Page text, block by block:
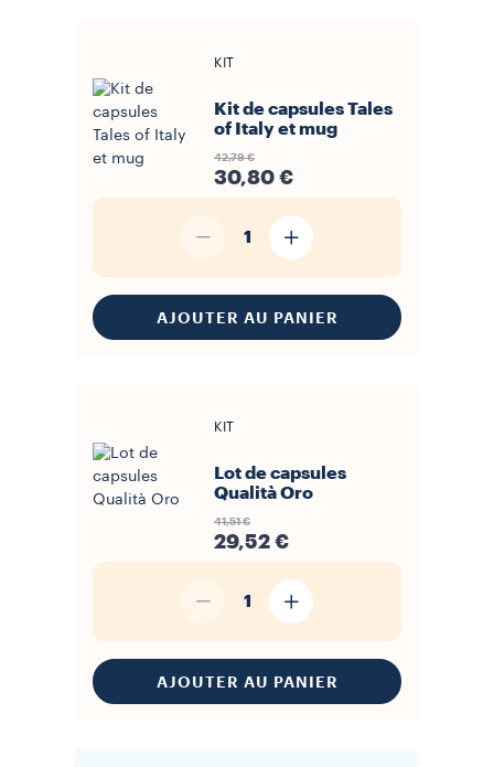
KIT
Kit de capsules Tales
of Italy et mug
42,79 €
30,80 €
1
AJOUTER AU PANIER
KIT
Lot de capsules
Qualità Oro
41,51 €
29,52 €
1
AJOUTER AU PANIER